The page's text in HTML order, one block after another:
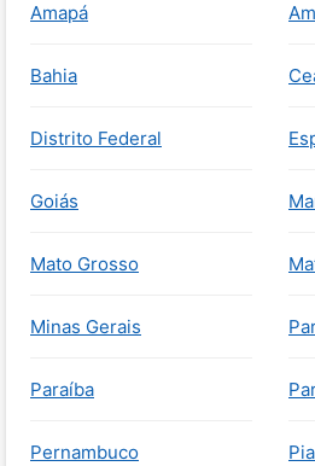
Amapá
Bahia
Distrito Federal
Goiás
Mato Grosso
Minas Gerais
Paraíba
Pernambuco